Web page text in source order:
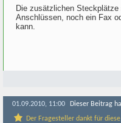
Die zusätzlichen
Anschlüssen, noch ein Fax
kann.
01.09.2010, 11:00 Dieser Beitrag
Der Fragesteller dankt für